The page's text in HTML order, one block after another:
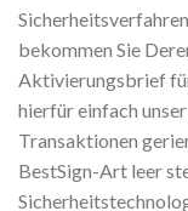
bekommen Sie
Aktivierungsbrief
hierfür einfach
Transaktionen
BestSign-Art leer